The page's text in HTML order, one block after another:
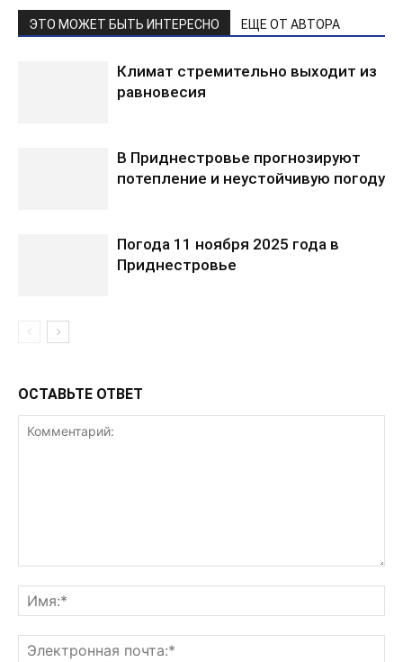
ЭТО МОЖЕТ БЫТЬ ИНТЕРЕСНО ЕЩЕ ОТ АВТОРА
Климат стремительно выходит из
равновесия
В Приднестровье прогнозируют
потепление и неустойчивую погоду
Погода 11 ноября 2025 года в
Приднестровье
ОСТАВЬТЕ ОТВЕТ